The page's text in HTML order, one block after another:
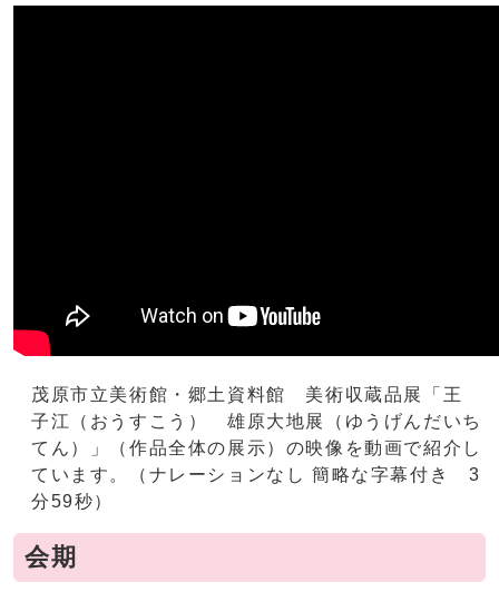
茂原市立美術館・郷土資料館 美術収蔵品展「王
子江（おうすこう） 雄原大地展（ゆうげんだいち
てん）」（作品全体の展示）の映像を動画で紹介し
ています。（ナレーションなし 簡略な字幕付き 3
分59秒）
会期